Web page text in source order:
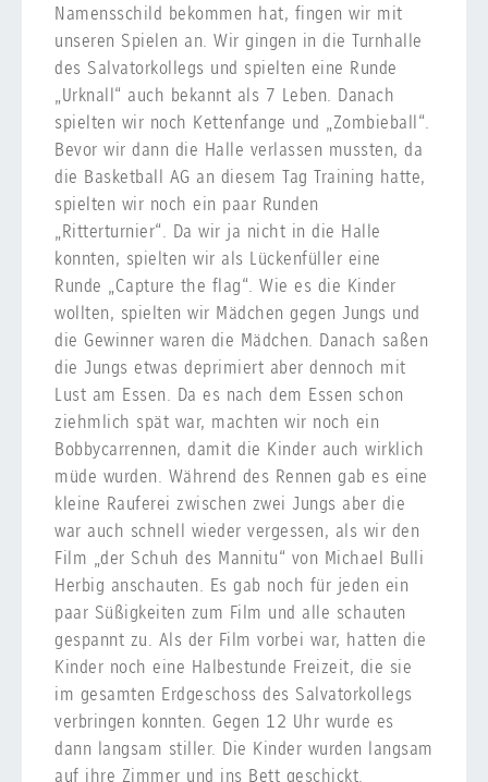
Namensschild bekommen hat, fingen wir mit
unseren Spielen an. Wir gingen in die Turnhalle
des Salvatorkollegs und spielten eine Runde
„Urknall“ auch bekannt als 7 Leben. Danach
spielten wir noch Kettenfange und „Zombieball“.
Bevor wir dann die Halle verlassen mussten, da
die Basketball AG an diesem Tag Training hatte,
spielten wir noch ein paar Runden
„Ritterturnier“. Da wir ja nicht in die Halle
konnten, spielten wir als Lückenfüller eine
Runde „Capture the flag“. Wie es die Kinder
wollten, spielten wir Mädchen gegen Jungs und
die Gewinner waren die Mädchen. Danach saßen
die Jungs etwas deprimiert aber dennoch mit
Lust am Essen. Da es nach dem Essen schon
ziehmlich spät war, machten wir noch ein
Bobbycarrennen, damit die Kinder auch wirklich
müde wurden. Während des Rennen gab es eine
kleine Rauferei zwischen zwei Jungs aber die
war auch schnell wieder vergessen, als wir den
Film „der Schuh des Mannitu“ von Michael Bulli
Herbig anschauten. Es gab noch für jeden ein
paar Süßigkeiten zum Film und alle schauten
gespannt zu. Als der Film vorbei war, hatten die
Kinder noch eine Halbestunde Freizeit, die sie
im gesamten Erdgeschoss des Salvatorkollegs
verbringen konnten. Gegen 12 Uhr wurde es
dann langsam stiller. Die Kinder wurden langsam
auf ihre Zimmer und ins Bett geschickt.